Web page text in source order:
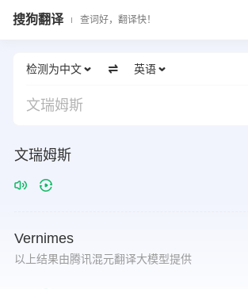
搜狗翻译 查词好，翻译快！
检测为中文 英语
文瑞姆斯
文瑞姆斯
Vernimes
以上结果由腾讯混元翻译大模型提供